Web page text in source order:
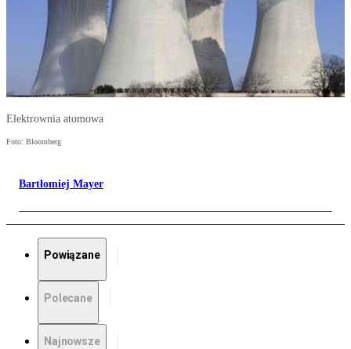
Elektrownia atomowa
Foto: Bloomberg
Bartłomiej Mayer
Powiązane
Polecane
Najnowsze